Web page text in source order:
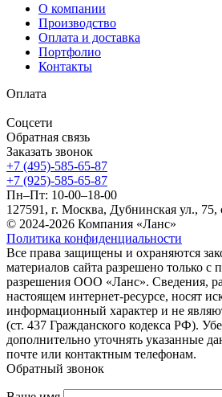
О компании
Производство
Оплата и доставка
Портфолио
Контакты
Оплата
Соцсети
Обратная связь
Заказать звонок
+7 (495)-585-65-87
+7 (925)-585-65-87
Пн–Пт: 10-00–18-00
127591, г. Москва, Дубнинская ул., 75,
© 2024-2026 Компания «Ланс»
Политика конфиденциальности
Все права защищены и охраняются
материалов сайта разрешено только с
разрешения ООО «Ланс». Сведения,
настоящем интернет-ресурсе, носят
информационный характер и не
(ст. 437 Гражданского кодекса РФ).
дополнительно уточнять указанные
почте или контактным телефонам.
Обратный звонок